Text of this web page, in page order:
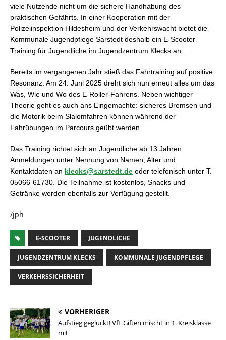
viele Nutzende nicht um die sichere Handhabung des
praktischen Gefährts. In einer Kooperation mit der
Polizeiinspektion Hildesheim und der Verkehrswacht bietet die
Kommunale Jugendpflege Sarstedt deshalb ein E-Scooter-
Training für Jugendliche im Jugendzentrum Klecks an.
Bereits im vergangenen Jahr stieß das Fahrtraining auf positive
Resonanz. Am 24. Juni 2025 dreht sich nun erneut alles um das
Was, Wie und Wo des E-Roller-Fahrens. Neben wichtiger
Theorie geht es auch ans Eingemachte: sicheres Bremsen und
die Motorik beim Slalomfahren können während der
Fahrübungen im Parcours geübt werden.
Das Training richtet sich an Jugendliche ab 13 Jahren.
Anmeldungen unter Nennung von Namen, Alter und
Kontaktdaten an klecks@sarstedt.de oder telefonisch unter T.
05066-61730. Die Teilnahme ist kostenlos, Snacks und
Getränke werden ebenfalls zur Verfügung gestellt.
/jph
E-SCOOTER JUGENDLICHE
JUGENDZENTRUM KLECKS KOMMUNALE JUGENDPFLEGE
VERKEHRSSICHERHEIT
VORHERIGER
Aufstieg geglückt! VfL Giften mischt in 1. Kreisklasse
mit